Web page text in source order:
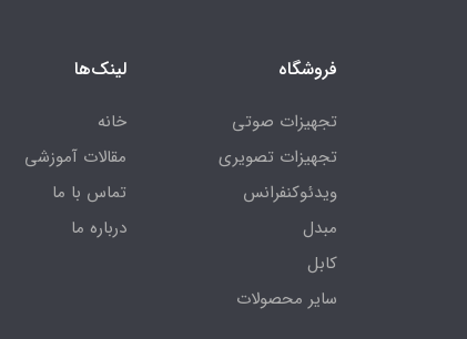
فروشگاه
تجهیزات صوتی
تجهیزات تصویری
ویدئوکنفرانس
مبدل
کابل
سایر محصولات
لینک‌ها
خانه
مقالات آموزشی
تماس با ما
درباره ما